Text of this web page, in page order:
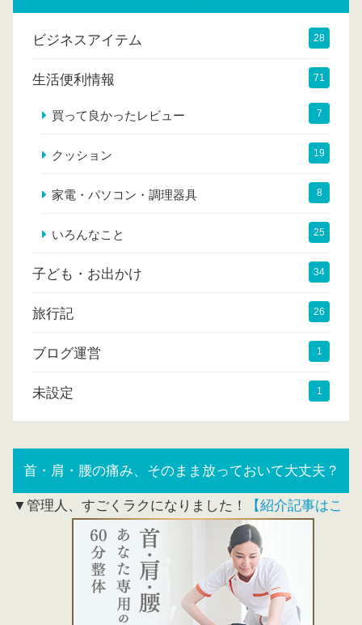
ビジネスアイテム 28
生活便利情報 71
買って良かったレビュー 7
クッション 19
家電・パソコン・調理器具 8
いろんなこと 25
子ども・お出かけ 34
旅行記 26
ブログ運営 1
未設定 1
首・肩・腰の痛み、そのまま放っておいて大丈夫？
▼管理人、すごくラクになりました！ 【紹介記事はこ